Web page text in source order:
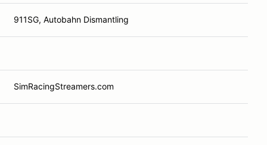
911SG, Autobahn Dismantling
SimRacingStreamers.com